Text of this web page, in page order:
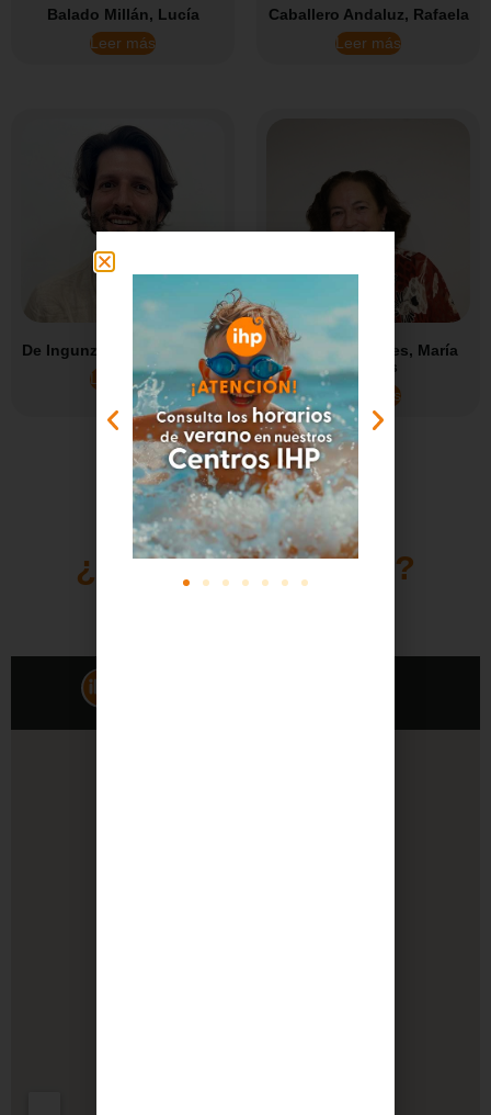
Balado Millán, Lucía
Leer más
Caballero Andaluz, Rafaela
Leer más
De Ingunza Barreiro, Evelio
Leer más
Mojarro Práxedes, María
Dolores
Leer más
MAPA IHP
¿DÓNDE ESTAMOS?